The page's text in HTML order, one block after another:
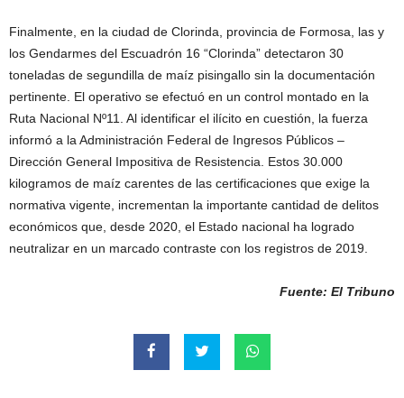
Finalmente, en la ciudad de Clorinda, provincia de Formosa, las y
los Gendarmes del Escuadrón 16 “Clorinda” detectaron 30
toneladas de segundilla de maíz pisingallo sin la documentación
pertinente. El operativo se efectuó en un control montado en la
Ruta Nacional Nº11. Al identificar el ilícito en cuestión, la fuerza
informó a la Administración Federal de Ingresos Públicos –
Dirección General Impositiva de Resistencia. Estos 30.000
kilogramos de maíz carentes de las certificaciones que exige la
normativa vigente, incrementan la importante cantidad de delitos
económicos que, desde 2020, el Estado nacional ha logrado
neutralizar en un marcado contraste con los registros de 2019.
Fuente: El Tribuno